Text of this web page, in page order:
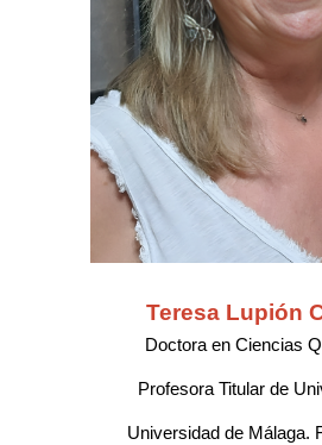
Teresa Lupión
Doctora en Ciencias
Profesora Titular de
Universidad de Málaga.